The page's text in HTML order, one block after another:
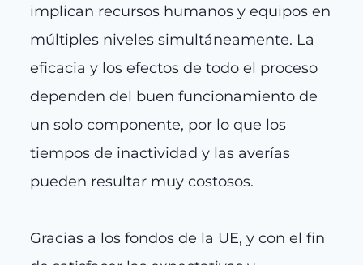
implican recursos humanos y equipos en
múltiples niveles simultáneamente. La
eficacia y los efectos de todo el proceso
dependen del buen funcionamiento de
un solo componente, por lo que los
tiempos de inactividad y las averías
pueden resultar muy costosos.
Gracias a los fondos de la UE, y con el fin